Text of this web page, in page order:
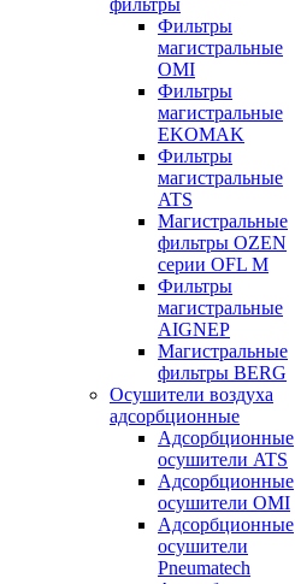
фильтры
Фильтры
магистральные
OMI
Фильтры
магистральные
EKOMAK
Фильтры
магистральные
ATS
Магистральные
фильтры OZEN
серии OFL M
Фильтры
магистральные
AIGNEP
Магистральные
фильтры BERG
Осушители воздуха
адсорбционные
Адсорбционные
осушители ATS
Адсорбционные
осушители OMI
Адсорбционные
осушители
Pneumatech